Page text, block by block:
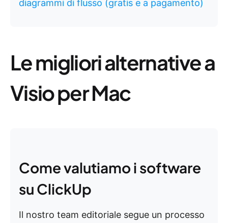
diagrammi di flusso (gratis e a pagamento)
Le migliori alternative a
Visio per Mac
Come valutiamo i software
su ClickUp
Il nostro team editoriale segue un processo